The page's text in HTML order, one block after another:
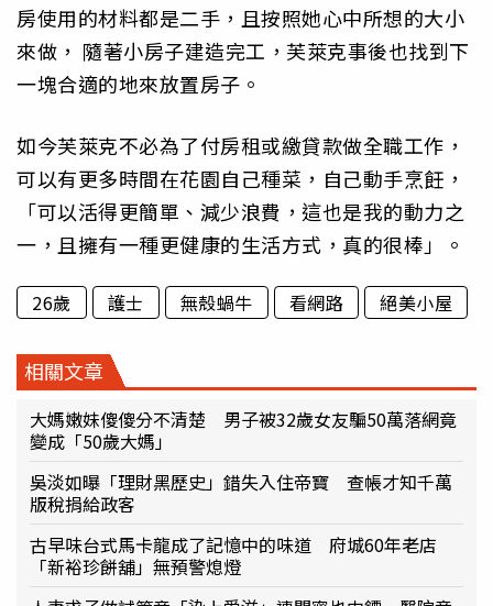
房使用的材料都是二手，且按照她心中所想的大小
來做， 隨著小房子建造完工，芙萊克事後也找到下
一塊合適的地來放置房子。
如今芙萊克不必為了付房租或繳貸款做全職工作，
可以有更多時間在花園自己種菜，自己動手烹飪，
「可以活得更簡單、減少浪費，這也是我的動力之
一，且擁有一種更健康的生活方式，真的很棒」。
26歲 護士 無殼蝸牛 看網路 絕美小屋
相關文章
大媽嫩妹傻傻分不清楚 男子被32歲女友騙50萬落網竟
變成「50歲大媽」
吳淡如曝「理財黑歷史」錯失入住帝寶 查帳才知千萬
版稅捐給政客
古早味台式馬卡龍成了記憶中的味道 府城60年老店
「新裕珍餅舖」無預警熄燈